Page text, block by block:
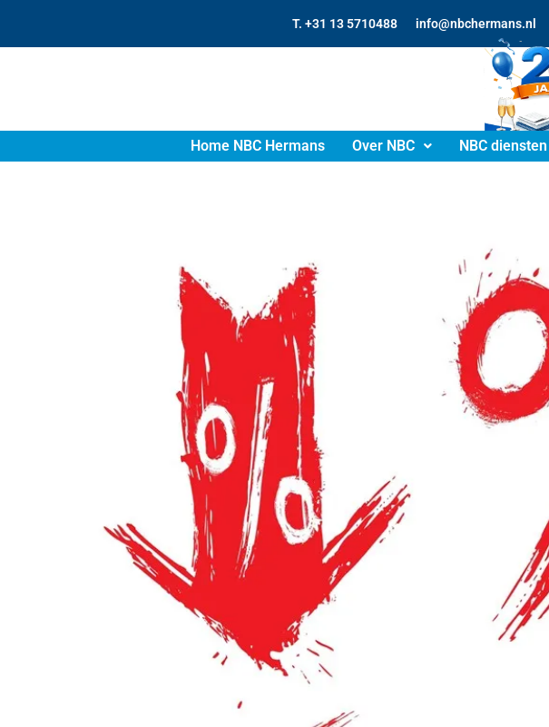
T. +31 13 5710488 info@nbchermans.nl
Home NBC Hermans Over NBC NBC diensten